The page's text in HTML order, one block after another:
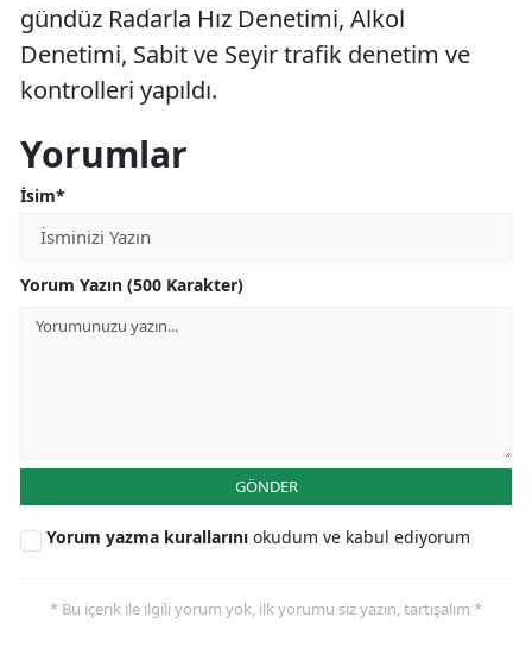
gündüz Radarla Hız Denetimi, Alkol
Denetimi, Sabit ve Seyir trafik denetim ve
kontrolleri yapıldı.
Yorumlar
İsim*
Yorum Yazın (500 Karakter)
GÖNDER
Yorum yazma kurallarını okudum ve kabul ediyorum
* Bu içerik ile ilgili yorum yok, ilk yorumu siz yazın, tartışalım *